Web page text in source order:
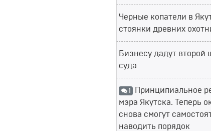
Черные копатели в
стоянки древних
Бизнесу дадут второй
суда
1 Принципиальное
мэра Якутска. Теперь
снова смогут
наводить порядок